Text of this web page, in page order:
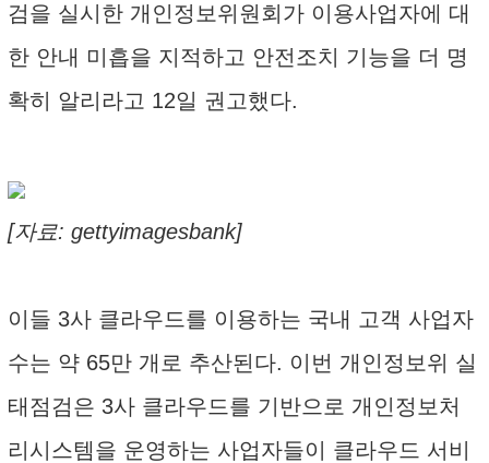
검을 실시한 개인정보위원회가 이용사업자에 대
한 안내 미흡을 지적하고 안전조치 기능을 더 명
확히 알리라고 12일 권고했다.
[자료: gettyimagesbank]
이들 3사 클라우드를 이용하는 국내 고객 사업자
수는 약 65만 개로 추산된다. 이번 개인정보위 실
태점검은 3사 클라우드를 기반으로 개인정보처
리시스템을 운영하는 사업자들이 클라우드 서비